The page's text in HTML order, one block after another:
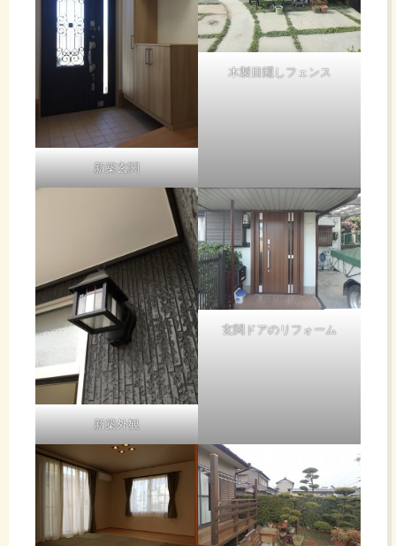
新築玄関
木製目隠しフェンス
新築外観
玄関ドアのリフォーム